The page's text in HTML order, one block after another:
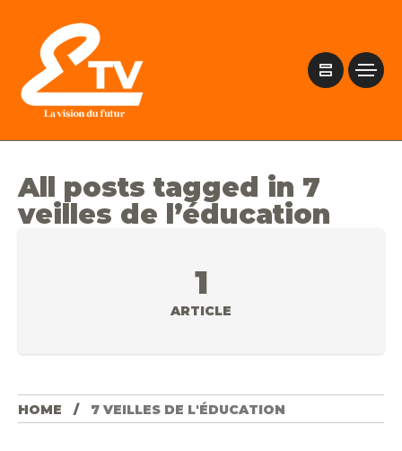
All posts tagged in 7
veilles de l’éducation
1
ARTICLE
HOME 7 VEILLES DE L'ÉDUCATION